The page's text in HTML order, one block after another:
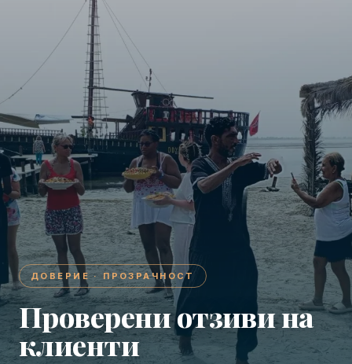
ДОВЕРИЕ · ПРОЗРАЧНОСТ
Проверени отзиви на
клиенти